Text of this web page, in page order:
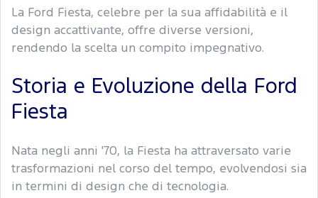
La Ford Fiesta, celebre per la sua affidabilità e il
design accattivante, offre diverse versioni,
rendendo la scelta un compito impegnativo.
Storia e Evoluzione della Ford
Fiesta
Nata negli anni '70, la Fiesta ha attraversato varie
trasformazioni nel corso del tempo, evolvendosi sia
in termini di design che di tecnologia.